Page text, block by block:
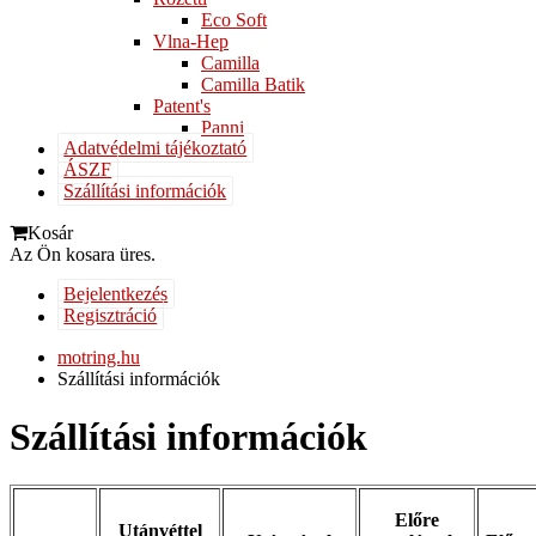
Eco Soft
Vlna-Hep
Camilla
Camilla Batik
Patent's
Panni
Adatvédelmi tájékoztató
ÁSZF
Szállítási információk
Kosár
Az Ön kosara üres.
Bejelentkezés
Regisztráció
motring.hu
Szállítási információk
Szállítási információk
Utánvéttel
Előre